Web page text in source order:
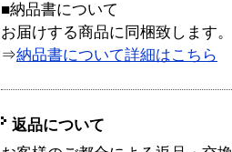
■納品書について
お届けする商品に同梱致します。
⇒納品書について詳細はこちら
返品について